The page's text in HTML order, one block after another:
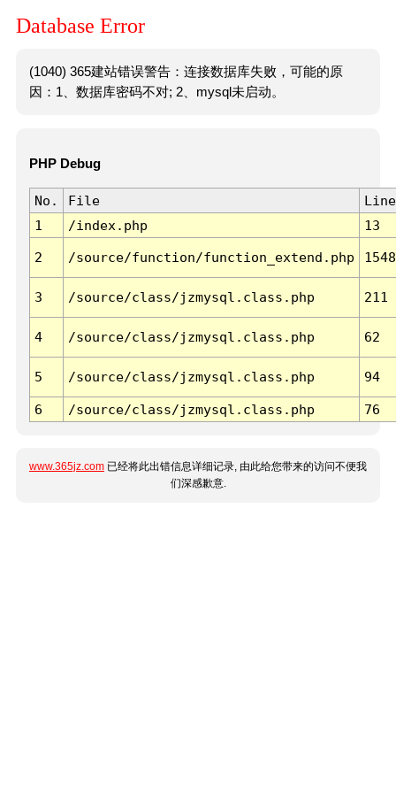
Database Error
(1040) 365建站错误警告：连接数据库失败，可能的原
因：1、数据库密码不对; 2、mysql未启动。
PHP Debug
No. File
Line
1
/index.php 13
2 /source/function/function_extend.php 1548
3 /source/class/jzmysql.class.php 211
4 /source/class/jzmysql.class.php 62
5 /source/class/jzmysql.class.php 94
6 /source/class/jzmysql.class.php 76
www.365jz.com 已经将此出错信息详细记录, 由此给您带来的访问不便我
们深感歉意.